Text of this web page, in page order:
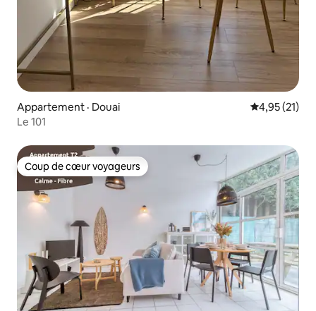
Appartement · Douai Note
4,95 (21)
Le 101
Coup de cœur voyageurs
Coup de cœur voyageurs